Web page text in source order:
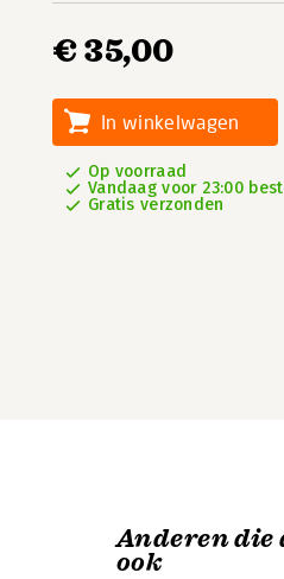
€ 35,00
In winkelwagen
Op voorraad
Vandaag voor 23:00
Gratis verzonden
Anderen die
ook